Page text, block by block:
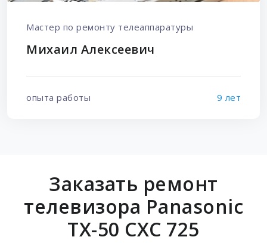
Мастер по ремонту телеаппаратуры
Михаил Алексеевич
опыта работы 9 лет
Заказать ремонт
телевизора Panasonic
TX-50 CXC 725